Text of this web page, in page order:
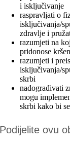
i isključivanje
raspravljati o
isključivanja/
zdravlje i
razumjeti na
pridonose
razumjeti i
isključivanja/
skrbi
nadograđivati
mogu
skrbi kako bi
Podijelite ovu